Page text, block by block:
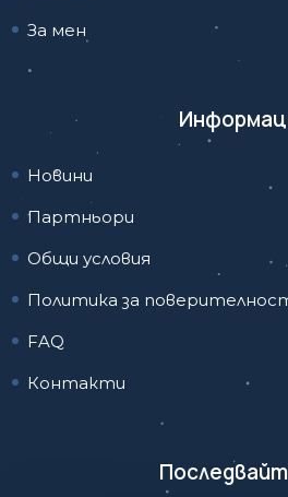
За мен
Новини
Партньори
Общи условия
Политика за
FAQ
Контакти